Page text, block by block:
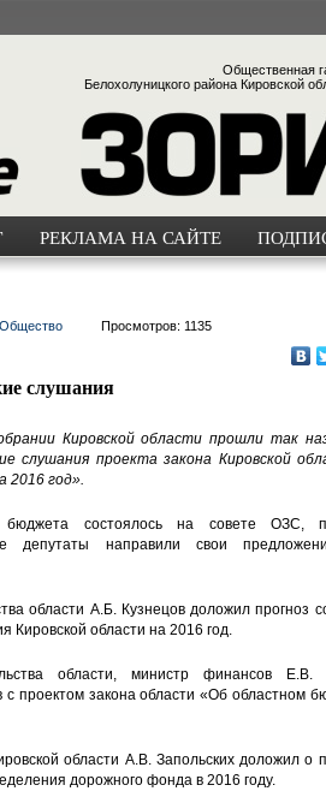
Общественная
Белохолуницкого района Кировской
РЕКЛАМА НА САЙТЕ
Общество Просмотров: 1135
слушания
Кировской области прошли так
слушания проекта закона Кировской
2016 год».
бюджета состоялось на совете ОЗС,
депутаты направили свои
области А.Б. Кузнецов доложил прогноз
Кировской области на 2016 год.
области, министр финансов Е.В.
с проектом закона области «Об областном
области А.В. Запольских доложил о
дорожного фонда в 2016 году.